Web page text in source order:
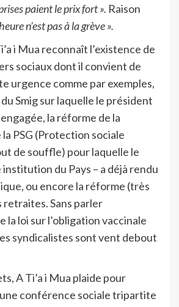
paient le prix fort ». Raison
n’est pas à la grève ».
i Mua reconnaît l’existence de
sociaux dont il convient de
urgence comme par exemples,
Smig sur laquelle le président
la réforme de la
PSG (Protection sociale
de souffle) pour laquelle le
institution du Pays – a déjà rendu
ou encore la réforme (très
retraites. Sans parler
la loi sur l’obligation vaccinale
syndicalistes sont vent debout
A Ti’a i Mua plaide pour
conférence sociale tripartite